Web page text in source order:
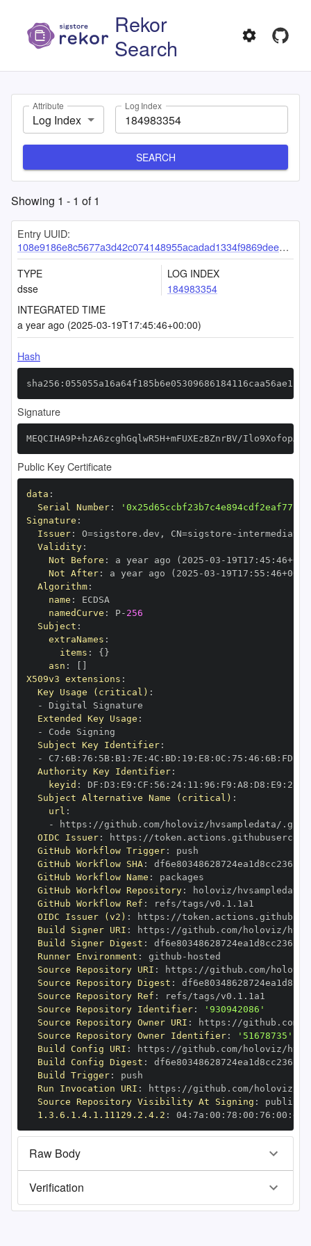
Rekor
Search
Attribute
Log Index
Log Index
SEARCH
Showing 1 - 1 of1
Entry UUID:
108e9186e8c5677a3d42c074148955acadad1334f9869dee3e5acbb38d2d4ff1b1edf28d0c927835
TYPE
dsse
LOG INDEX
184983354
INTEGRATED TIME
a year ago (2025-03-19T17:45:46+00:00)
Hash
Signature
MEQCIHA9P+hzA6zcghGqlwR5H+mFUXEzBZnrBV/
Public Key Certificate
data :
Serial Number:
Signature :
Issuer: O=sigstore.dev , CN=sigstore -
Validity:
Not Before : a year ago (2025 -03 - 19T17 : 45 : 46+00
Not After: a year ago (2025 -03 - 19T17 : 55 : 46+00
Algorithm:
name :
namedCurve : P- 256
Subject :
extraNames :
items : { }
asn :
X509v3 extensions :
Key Usage (critical) :
-
Extended Key Usage :
-
Subject Key Identifier:
-
C7 : 6B: 76 : 5B: B1 : 7E : 4C : BD : 19 : E8 : 0C : 75 : 46 : 6B: FD
Authority Key Identifier:
keyid : DF : D3 : E9 : CF : 56 : 24: 11 : 96 : F9 : A8 : D8 : E9 : 28
Subject Alternative Name (critical) :
url :
-
https :
OIDC Issuer: https :
GitHub Workflow Trigger:
GitHub Workflow SHA:
GitHub Workflow Name :
GitHub Workflow Repository:
GitHub Workflow Ref :
OIDC Issuer (v2) : https :
Build Signer URI : https :
Build Signer Digest :
Runner Environment : github -
Source Repository URI : https :
Source Repository Digest :
Source Repository Ref :
Source Repository Identifier:
'930942086'
Source Repository Owner URI : https :
Source Repository Owner Identifier:
'51678735'
Build Config URI : https :
Build Config Digest :
Build Trigger:
Run Invocation URI : https :
Source Repository Visibility At Signing :
1.3.6.1.4.1.11129.2.4.2 : 04: 7a : 00 : 78 : 00 : 76 : 00 : dd
Raw Body
Verification